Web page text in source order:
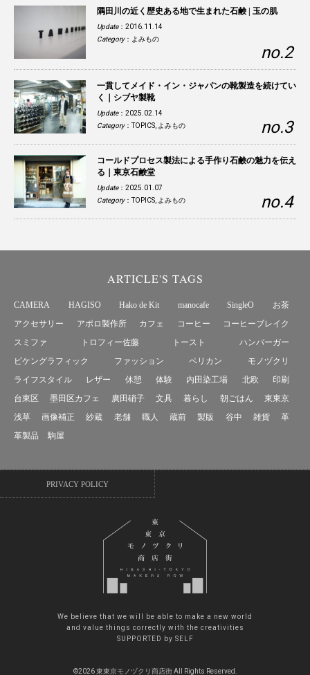
隅田川の近く歴史ある地で生まれた石鹸 | 玉の肌
Update：2016.11.14
Category： よみもの
一貫してメイド・イン・ジャパンの靴製造を続けてい
く｜シブヤ製靴
Update：2025.02.14
Category：TOPICS よみもの
コールドプロセス製法による手作り石鹸の魅力を伝え
る｜東京石鹸堂
Update：2025.01.07
Category：TOPICS よみもの
ARTICLE'S TAGS
CAMERA HAGISO Hako de Kit manocafe SingleO
お茶
アクセサリー
アポロ製作所 カフェ コーヒー
コーヒーブレイク
スミファ
トロフィー佐藤 トースト
ハンバーガー
ビケングラフィック
ファッション ペリカン
モノヅクリ
ライフスタイル
レザー 休憩 体験 内田染工場 北欧
印刷
台東区
墨田区カフェ 廣田硝子 文具 暮らし 朝ごはん
東東京
浅草
画像補正 紗蔵 老舗 職人 蔵前 製版 谷中 雑貨
革
革製品
駒屋
PRIVACY POLICY
We believe that we will be able to make a new world
and value things correctly with the creativities
SUPPORTED by SELF
©2026 東東京モノヅクリ商店街 All Rights Reserved.